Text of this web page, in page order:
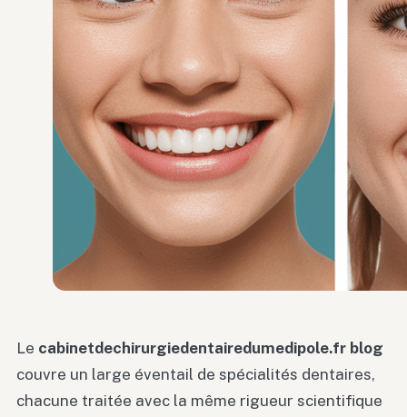
Le cabinetdechirurgiedentairedumedipole.fr blog
couvre un large éventail de spécialités dentaires,
chacune traitée avec la même rigueur scientifique